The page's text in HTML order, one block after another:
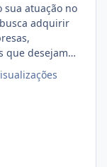
sua atuação no
adquirir
que desejam
sua
ativos de